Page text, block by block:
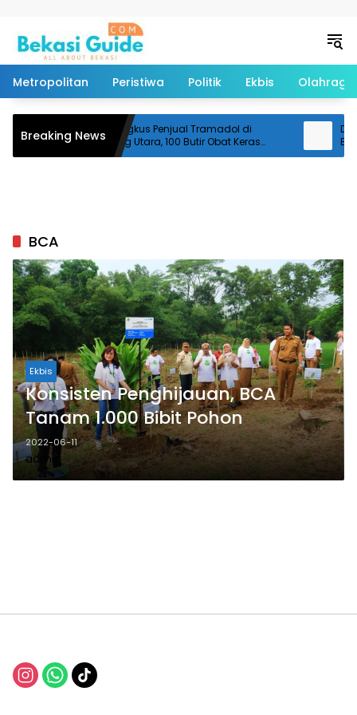
Metropolitan Peristiwa Politik Ekbis Olahraga
Breaking NewsPolisi Ringkus Penjual Tramadol di
Cikarang Utara, 100 Butir Obat Keras
Disita
BCA
Ekbis
Konsisten Penghijauan, BCA
Tanam 1.000 Bibit Pohon
2022-06-11
admin